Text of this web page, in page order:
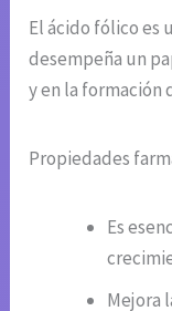
El ácido fólico es
desempeña un
y en la formación
Propiedades
Es
Mejora